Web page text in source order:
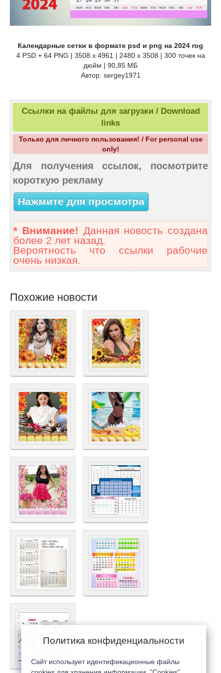
Календарные сетки в формате psd и png на 2024 rog
4 PSD + 64 PNG | 3508 x 4961 | 2480 x 3508 | 300 точек на
дюйм | 90,85 МБ
Автор: sergey1971
Ссылки на файлы для загрузки / Download
links
Только для личного пользования! / For personal use
only!
Для получения ссылок, посмотрите
короткую рекламу
Нажмите для просмотра
* Внимание! Данная новость создана
более 2 лет назад.
Вероятность что ссылки рабочие
очень низкая.
Похожие новости
Политика конфиденциальности
Сайт использует идентификационные файлы